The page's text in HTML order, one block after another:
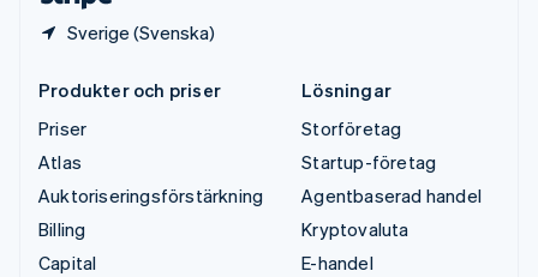
Sverige (Svenska)
Produkter och priser
Priser
Atlas
Auktoriseringsförstärkning
Billing
Capital
Lösningar
Storföretag
Startup-företag
Agentbaserad handel
Kryptovaluta
E-handel